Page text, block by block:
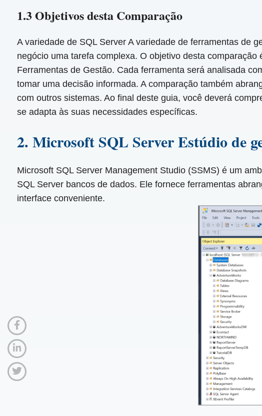
1.3 Objetivos desta Comparação
A variedade de SQL Server A variedade de ferramentas de
negócio uma tarefa complexa. O objetivo desta
Ferramentas de Gestão. Cada ferramenta será analisada
tomar uma decisão informada. A comparação também
com outros sistemas. Ao final deste guia, você deverá
se adapta às suas necessidades específicas.
2. Microsoft SQL Server Estúdio de
Microsoft SQL Server Management Studio (SSMS) é um
SQL Server bancos de dados. Ele fornece ferramentas
interface conveniente.